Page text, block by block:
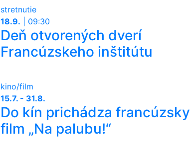
stretnutie
18.9.
09:30
Deň otvorených dverí
Francúzskeho inštitútu
kino/film
15.7. - 31.8.
Do kín prichádza francúzsky
film „Na palubu!“